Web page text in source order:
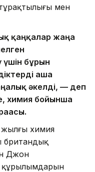
мен
қаңқалар жаңа
бұрын
аша
әкелді, — деп
химия бойынша
жылғы химия
британдық
Джон
құрылымдарын